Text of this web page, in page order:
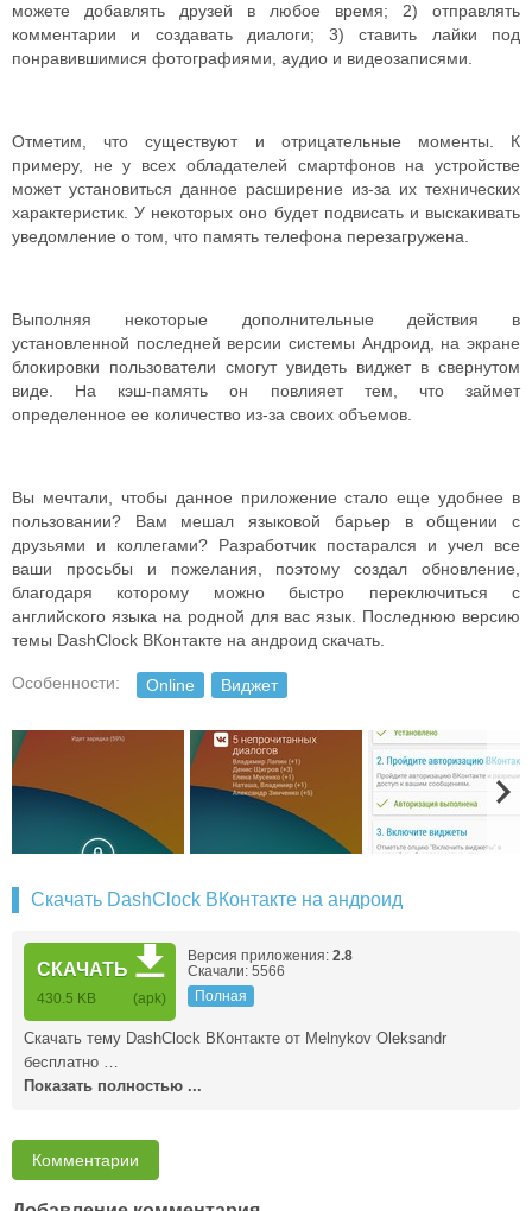
можете добавлять друзей в любое время; 2) отправлять
комментарии и создавать диалоги; 3) ставить лайки под
понравившимися фотографиями, аудио и видеозаписями.
Отметим, что существуют и отрицательные моменты. К
примеру, не у всех обладателей смартфонов на устройстве
может установиться данное расширение из-за их технических
характеристик. У некоторых оно будет подвисать и выскакивать
уведомление о том, что память телефона перезагружена.
Выполняя некоторые дополнительные действия в
установленной последней версии системы Андроид, на экране
блокировки пользователи смогут увидеть виджет в свернутом
виде. На кэш-память он повлияет тем, что займет
определенное ее количество из-за своих объемов.
Вы мечтали, чтобы данное приложение стало еще удобнее в
пользовании? Вам мешал языковой барьер в общении с
друзьями и коллегами? Разработчик постарался и учел все
ваши просьбы и пожелания, поэтому создал обновление,
благодаря которому можно быстро переключиться с
английского языка на родной для вас язык. Последнюю версию
темы DashClock ВКонтакте на андроид скачать.
Особенности: Online Виджет
Скачать DashClock ВКонтакте на андроид
СКАЧАТЬ
430.5 KB (apk)
Версия приложения: 2.8
Скачали: 5566
Полная
Скачать тему DashClock ВКонтакте от Melnykov Oleksandr
бесплатно …
Показать полностью ...
Комментарии